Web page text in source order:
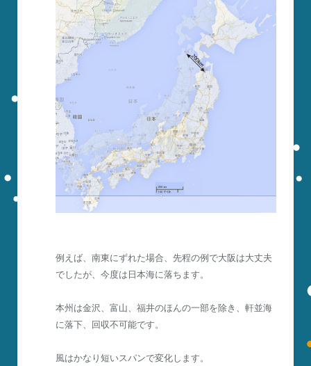
例えば、南東にずれた場合、先程の例で大阪は大丈夫
でしたが、今度は日本海に落ちます。
本州は金沢、富山、福井のほんの一部を除き、軒並海
に落下、回収不可能です。
風はかなり短いスパンで変化します。